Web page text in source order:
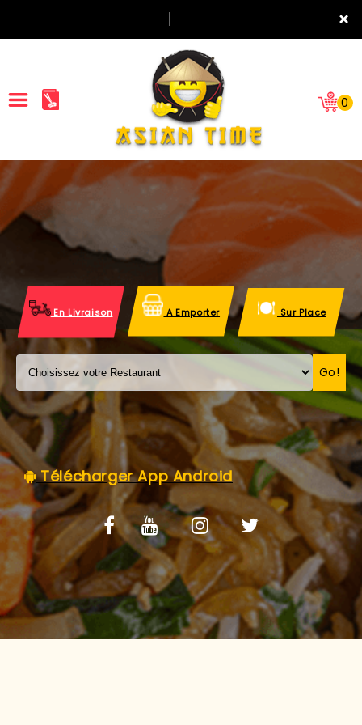
×
ACCUEIL
LA CARTE
VOS AVIS
MENTIONS LÉGALES
C.G.V
0
En Livraison A Emporter Sur Place
Go!
Télécharger App Android